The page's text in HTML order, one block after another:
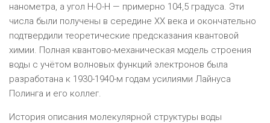
нанометра, а угол H-O-H — примерно 104,5 градуса. Эти
числа были получены в середине XX века и окончательно
подтвердили теоретические предсказания квантовой
химии. Полная квантово-механическая модель строения
воды с учётом волновых функций электронов была
разработана к 1930-1940-м годам усилиями Лайнуса
Полинга и его коллег.
История описания молекулярной структуры воды